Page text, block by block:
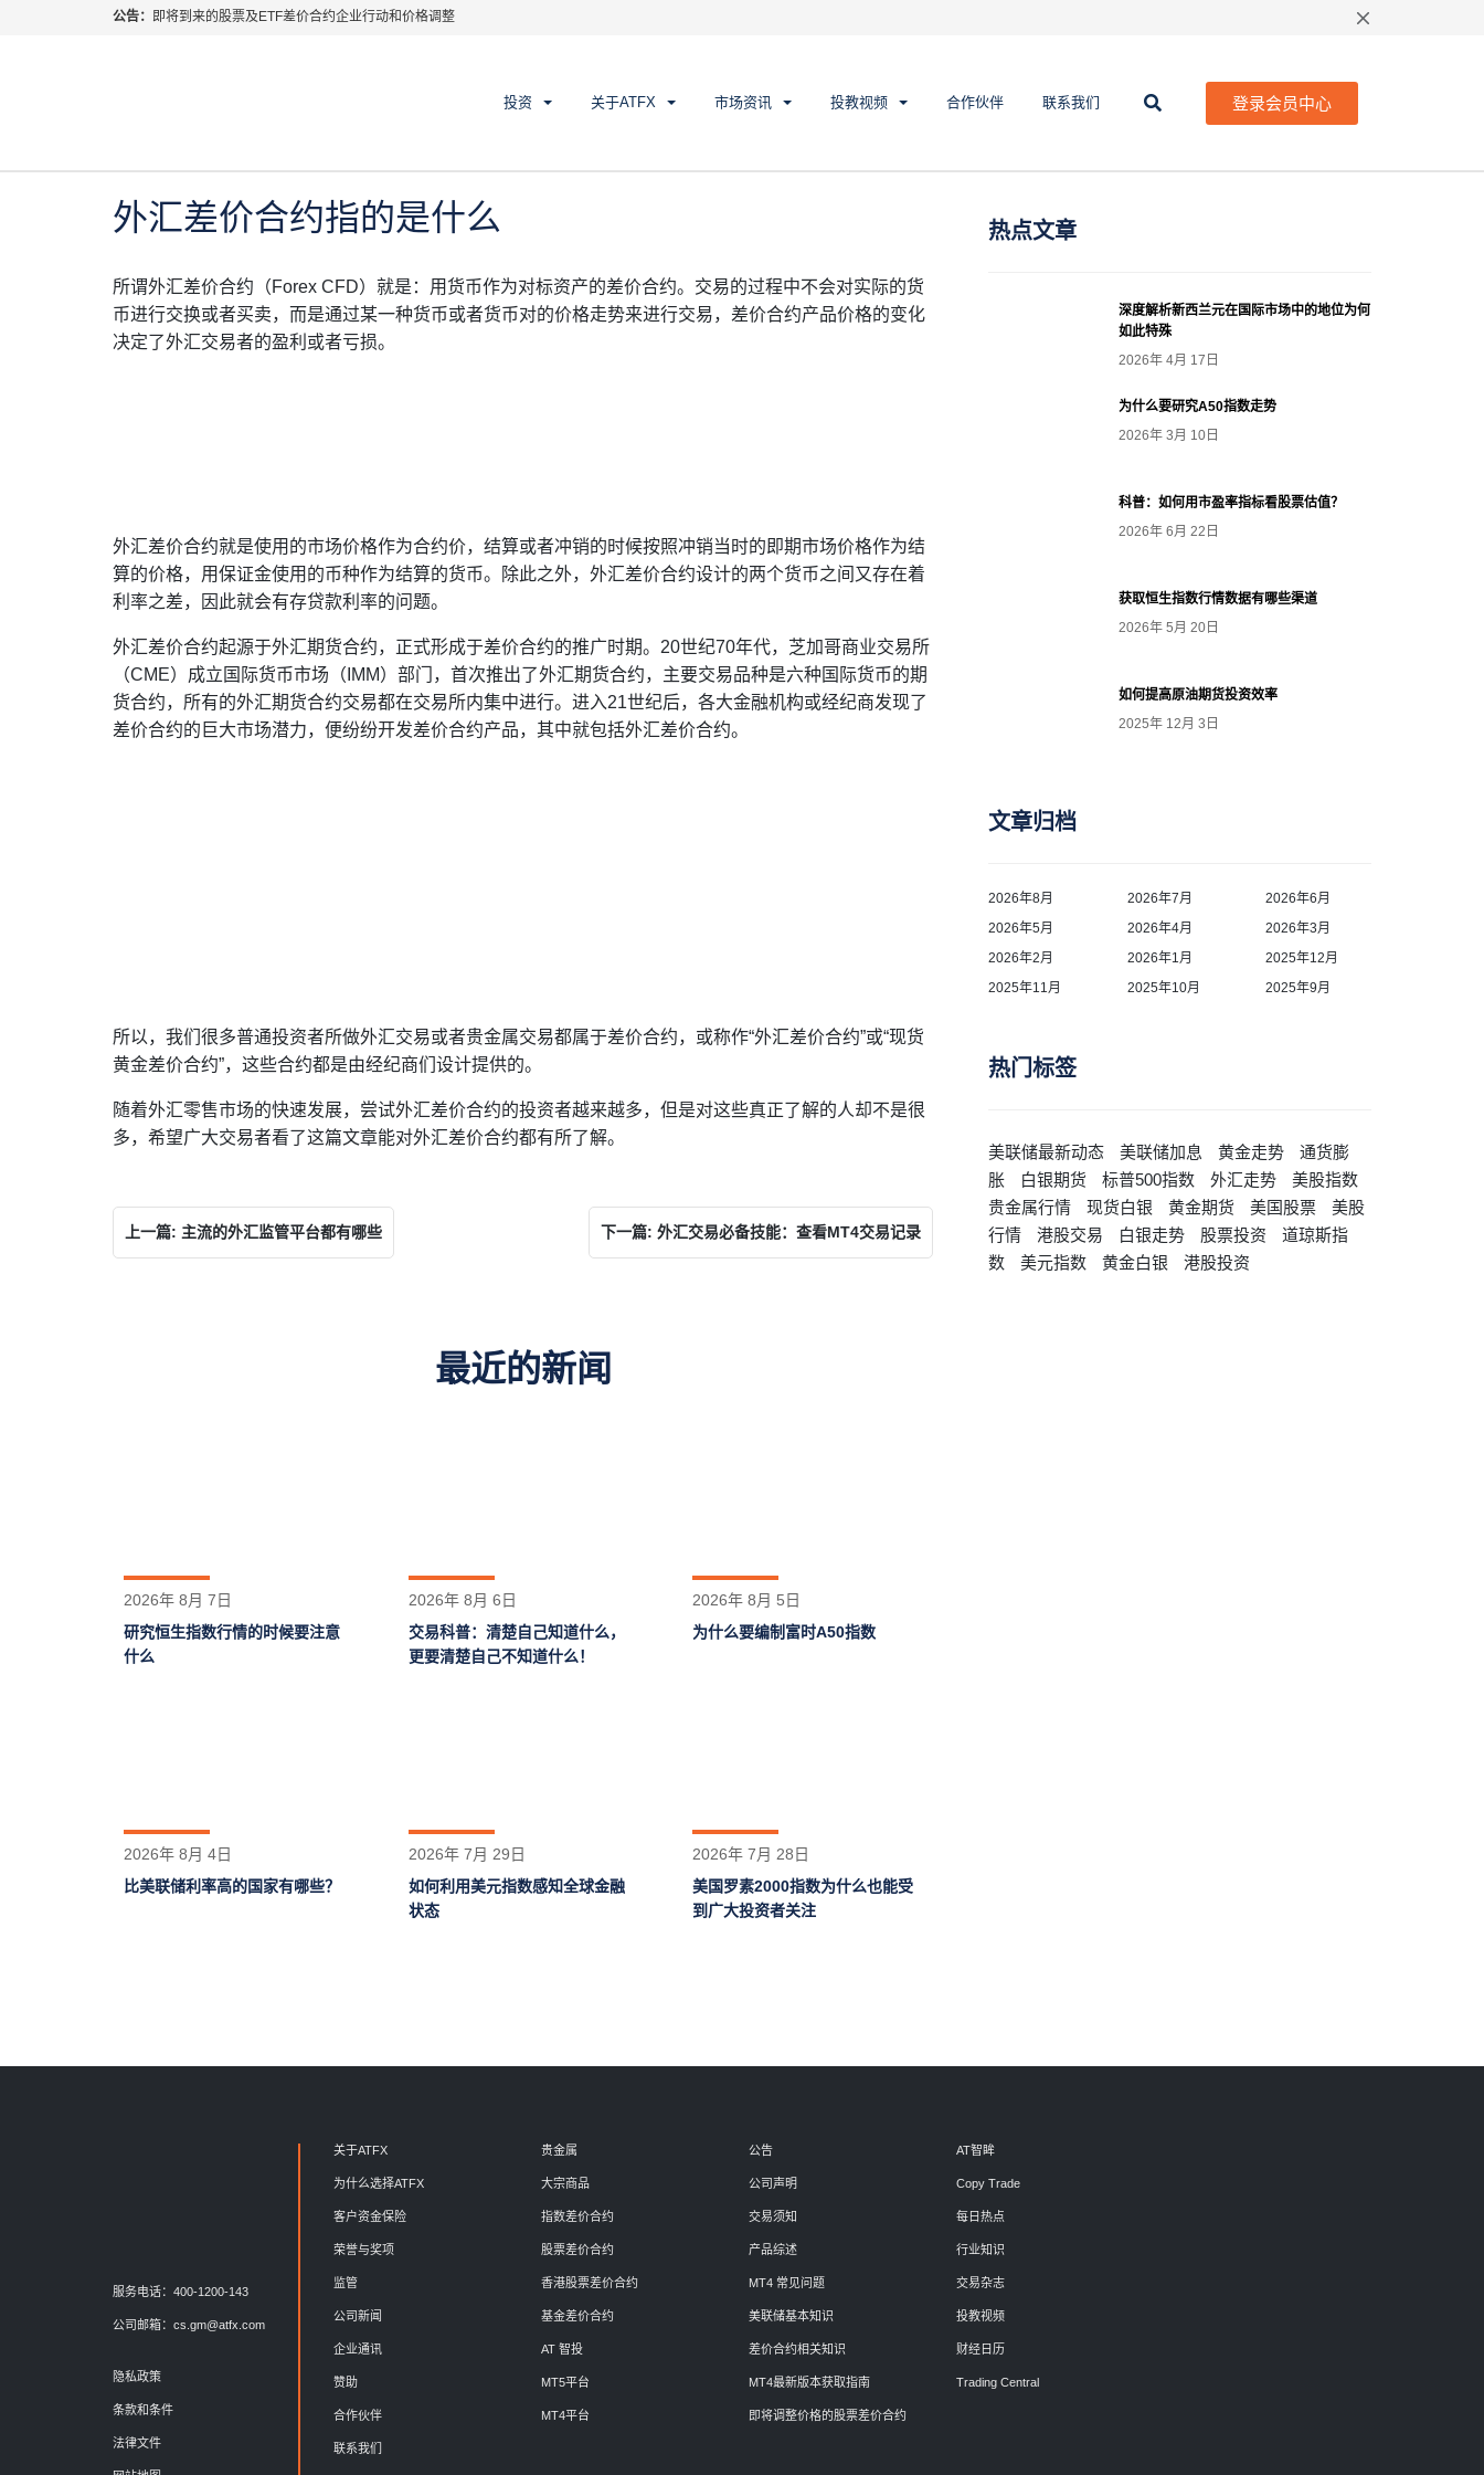
公告： 即将到来的股票及ETF差价合约企业行动和价格调整
投资 关于ATFX 市场资讯 投教视频 合作伙伴 联系我们 登录会员中心
外汇差价合约指的是什么
所谓外汇差价合约 （Forex CFD）就是：用货币作为对标资产的差价合约。交易的过程中不会对实际的货
币进行交换或者买卖，而是通过某一种货币或者货币对的价格走势来进行交易，差价合约产品价格的变化
决定了外汇交易者的盈利或者亏损。
外汇差价合约就是使用的市场价格作为合约价，结算或者冲销的时候按照冲销当时的即期市场价格作为结
算的价格，用保证金使用的币种作为结算的货币。除此之外，外汇差价合约设计的两个货币之间又存在着
利率之差，因此就会有存贷款利率的问题。
外汇差价合约起源于外汇期货合约，正式形成于差价合约的推广时期。20世纪70年代，芝加哥商业交易所
（CME）成立国际货币市场（IMM）部门，首次推出了外汇期货合约，主要交易品种是六种国际货币的期
货合约，所有的外汇期货合约交易都在交易所内集中进行。进入21世纪后，各大金融机构或经纪商发现了
差价合约的巨大市场潜力，便纷纷开发差价合约产品，其中就包括外汇差价合约。
所以，我们很多普通投资者所做外汇交易或者贵金属交易都属于差价合约，或称作“外汇差价合约”或“现货
黄金差价合约”，这些合约都是由经纪商们设计提供的。
随着外汇零售市场的快速发展，尝试外汇差价合约的投资者越来越多，但是对这些真正了解的人却不是很
多，希望广大交易者看了这篇文章能对外汇差价合约都有所了解。
上一篇: 主流的外汇监管平台都有哪些 下一篇: 外汇交易必备技能：查看MT4交易记录
最近的新闻
2026年 8月 7日
研究恒生指数行情的时候要注意
什么
2026年 8月 6日
交易科普：清楚自己知道什么，
更要清楚自己不知道什么！
2026年 8月 5日
为什么要编制富时A50指数
2026年 8月 4日
比美联储利率高的国家有哪些？
2026年 7月 29日
如何利用美元指数感知全球金融
状态
2026年 7月 28日
美国罗素2000指数为什么也能受
到广大投资者关注
热点文章
深度解析新西兰元在国际市场中的地位为何
如此特殊
2026年 4月 17日
为什么要研究A50指数走势
2026年 3月 10日
科普：如何用市盈率指标看股票估值？
2026年 6月 22日
获取恒生指数行情数据有哪些渠道
2026年 5月 20日
如何提高原油期货投资效率
2025年 12月 3日
文章归档
2026年8月 2026年7月
2026年6月
2026年5月
2026年4月
2026年3月
2026年2月
2026年1月
2025年12月
2025年11月
2025年10月 2025年9月
热门标签
美联储最新动态 美联储加息 黄金走势
通货膨
胀
白银期货 标普500指数 外汇走势
美股指数
贵金属行情
现货白银 黄金期货 美国股票
美股
行情
港股交易 白银走势 股票投资
道琼斯指
数
美元指数 黄金白银 港股投资
服务电话：400-1200-143
公司邮箱： cs.gm@atfx.com
隐私政策
条款和条件
法律文件
关于ATFX
为什么选择ATFX
客户资金保险
荣誉与奖项
监管
公司新闻
企业通讯
赞助
合作伙伴
联系我们
贵金属
大宗商品
指数差价合约
股票差价合约
香港股票差价合约
基金差价合约
AT 智投
MT5平台
MT4平台
公告
公司声明
交易须知
产品综述
MT4 常见问题
美联储基本知识
差价合约相关知识
MT4最新版本获取指南
即将调整价格的股票差价合约
AT智眸
Copy Trade
每日热点
行业知识
交易杂志
投教视频
财经日历
Trading Central